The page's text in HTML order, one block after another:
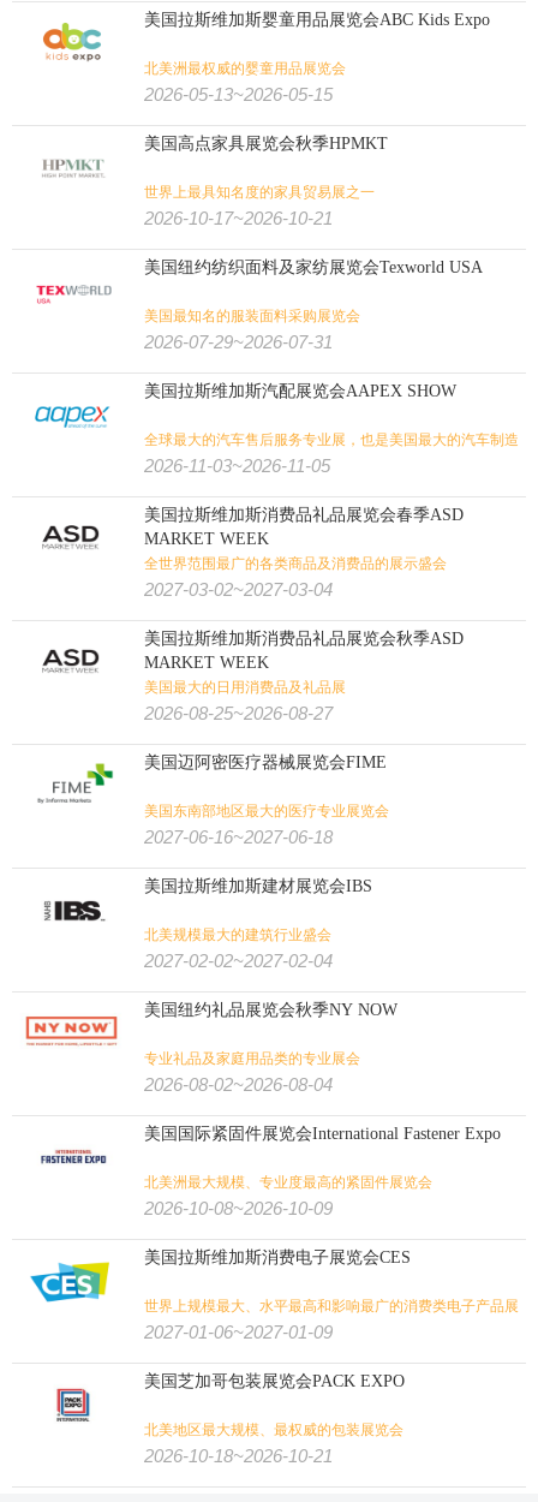
美国拉斯维加斯婴童用品展览会ABC Kids Expo
北美洲最权威的婴童用品展览会
2026-05-13~2026-05-15
美国高点家具展览会秋季HPMKT
世界上最具知名度的家具贸易展之一
2026-10-17~2026-10-21
美国纽约纺织面料及家纺展览会Texworld USA
美国最知名的服装面料采购展览会
2026-07-29~2026-07-31
美国拉斯维加斯汽配展览会AAPEX SHOW
全球最大的汽车售后服务专业展，也是美国最大的汽车制造
业贸易展览会
2026-11-03~2026-11-05
美国拉斯维加斯消费品礼品展览会春季ASD
MARKET WEEK
全世界范围最广的各类商品及消费品的展示盛会
2027-03-02~2027-03-04
美国拉斯维加斯消费品礼品展览会秋季ASD
MARKET WEEK
美国最大的日用消费品及礼品展
2026-08-25~2026-08-27
美国迈阿密医疗器械展览会FIME
美国东南部地区最大的医疗专业展览会
2027-06-16~2027-06-18
美国拉斯维加斯建材展览会IBS
北美规模最大的建筑行业盛会
2027-02-02~2027-02-04
美国纽约礼品展览会秋季NY NOW
专业礼品及家庭用品类的专业展会
2026-08-02~2026-08-04
美国国际紧固件展览会International Fastener Expo
北美洲最大规模、专业度最高的紧固件展览会
2026-10-08~2026-10-09
美国拉斯维加斯消费电子展览会CES
世界上规模最大、水平最高和影响最广的消费类电子产品展
览会
2027-01-06~2027-01-09
美国芝加哥包装展览会PACK EXPO
北美地区最大规模、最权威的包装展览会
2026-10-18~2026-10-21